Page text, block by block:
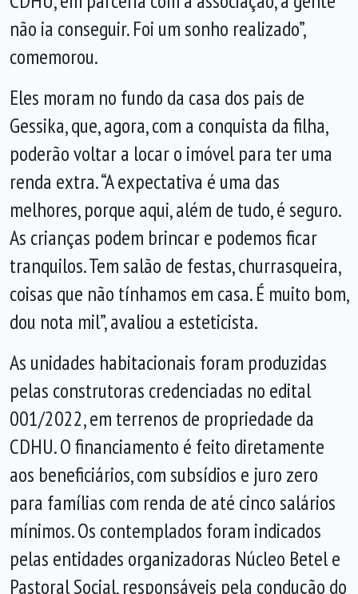
não ia conseguir. Foi um sonho realizado”,
comemorou.
Eles moram no fundo da casa dos pais de
Gessika, que, agora, com a conquista da filha,
poderão voltar a locar o imóvel para ter uma
renda extra. “A expectativa é uma das
melhores, porque aqui, além de tudo, é seguro.
As crianças podem brincar e podemos ficar
tranquilos. Tem salão de festas, churrasqueira,
coisas que não tínhamos em casa. É muito bom,
dou nota mil”, avaliou a esteticista.
As unidades habitacionais foram produzidas
pelas construtoras credenciadas no edital
001/2022, em terrenos de propriedade da
CDHU. O financiamento é feito diretamente
aos beneficiários, com subsídios e juro zero
para famílias com renda de até cinco salários
mínimos. Os contemplados foram indicados
pelas entidades organizadoras Núcleo Betel e
Pastoral Social, responsáveis pela condução do